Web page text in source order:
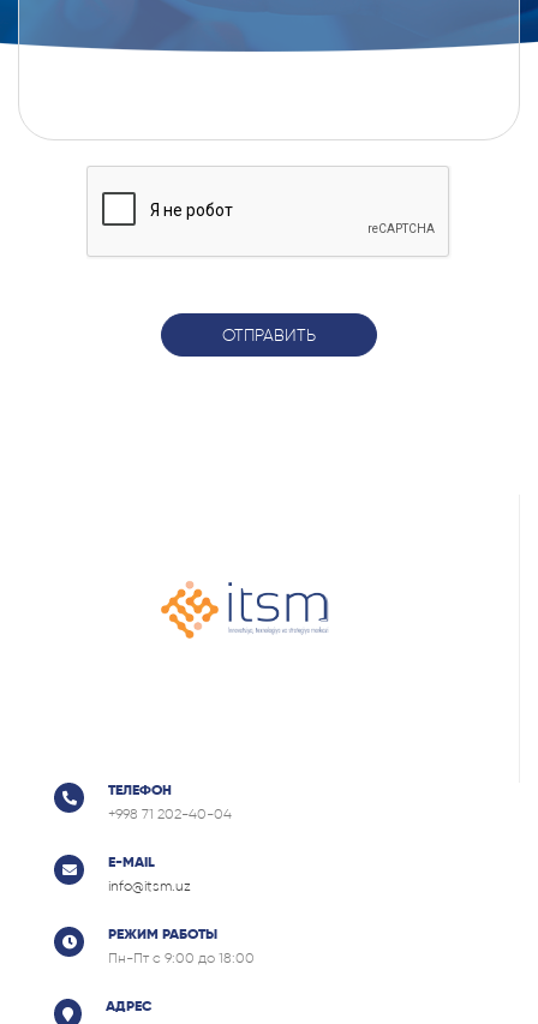
ОТПРАВИТЬ
ТЕЛЕФОН
+998 71 202-40-04
E-MAIL
info@itsm.uz
РЕЖИМ РАБОТЫ
Пн-Пт с 9:00 до 18:00
АДРЕС